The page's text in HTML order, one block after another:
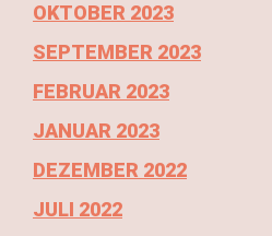
OKTOBER 2023
SEPTEMBER 2023
FEBRUAR 2023
JANUAR 2023
DEZEMBER 2022
JULI 2022